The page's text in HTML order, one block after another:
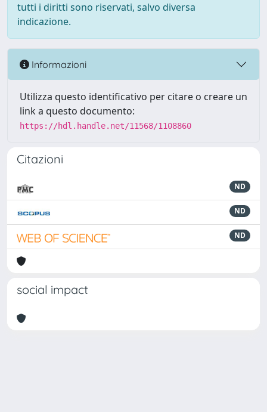
tutti i diritti sono riservati, salvo diversa
indicazione.
Informazioni
Utilizza questo identificativo per citare o creare un
link a questo documento:
https://hdl.handle.net/11568/1108860
Citazioni
ND
ND
ND
social impact